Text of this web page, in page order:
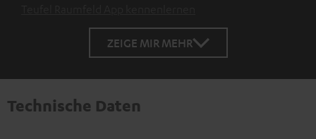
ZEIGE MIR MEHR
Technische Daten